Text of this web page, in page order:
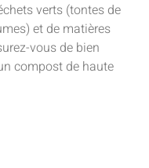
verts (tontes de
et de matières
vous de bien
compost de haute